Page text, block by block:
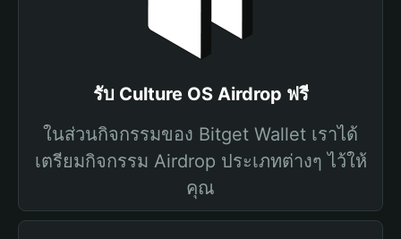
รับ Culture OS Airdrop ฟรี
ในส่วนกิจกรรมของ Bitget Wallet เราได้
เตรียมกิจกรรม Airdrop ประเภทต่างๆ ไว้ให้
คุณ